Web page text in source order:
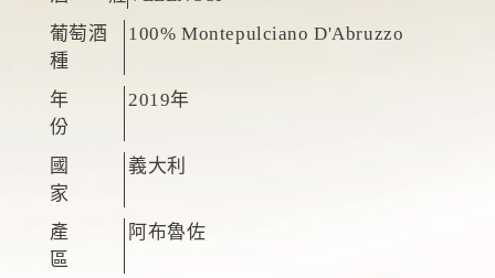
葡萄酒
種
100% Montepulciano D'Abruzzo
年
份
2019年
國
家
義大利
產
區
阿布魯佐